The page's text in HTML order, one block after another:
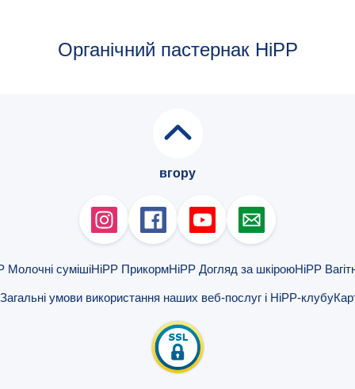
Органічний пастернак HiPP
вгору
Молочні сумішіHiPP ПрикормHiPP Догляд за шкіроюHiPP
Загальні умови використання наших веб-послуг і HiPP-клубу